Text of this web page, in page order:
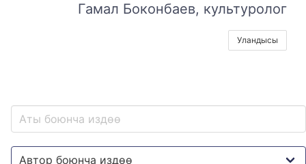
Гамал Боконбаев, культуролог
Уландысы